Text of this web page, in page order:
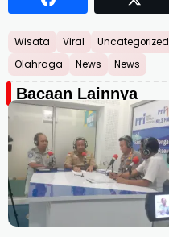
Wisata Viral Uncategorized
Olahraga
News News
Bacaan Lainnya